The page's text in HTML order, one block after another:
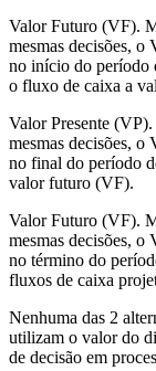
Valor Futuro (VF).
mesmas decisões, o
no início do período
o fluxo de caixa a
Valor Presente (VP).
mesmas decisões, o
no final do período
valor futuro (VF).
Valor Futuro (VF).
mesmas decisões, o
no término do
fluxos de caixa
Nenhuma das 2
utilizam o valor do
de decisão em